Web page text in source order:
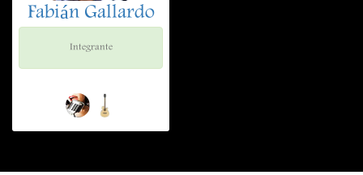
Fabián Gallardo
Integrante